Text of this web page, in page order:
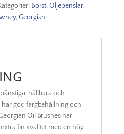
Borst,Oljepenslar,
,Georgian
hållbara och
god färgbehållning och
Oil Brushes har
fin kvalitet med en hög